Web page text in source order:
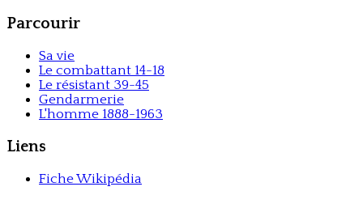
Parcourir
Sa vie
Le combattant 14-18
Le résistant 39-45
Gendarmerie
L'homme 1888-1963
Liens
Fiche Wikipédia